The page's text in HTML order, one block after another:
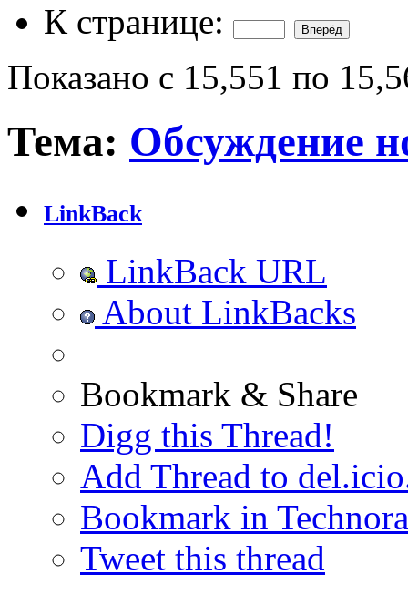
К странице:
Показано с 15,551 по
Тема: Обсуждение
LinkBack
LinkBack URL
About LinkBacks
Bookmark & Share
Digg this Thread!
Add Thread to
Bookmark in
Tweet this thread